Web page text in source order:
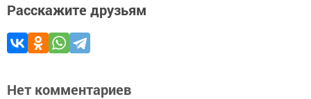
Расскажите друзьям
Нет комментариев